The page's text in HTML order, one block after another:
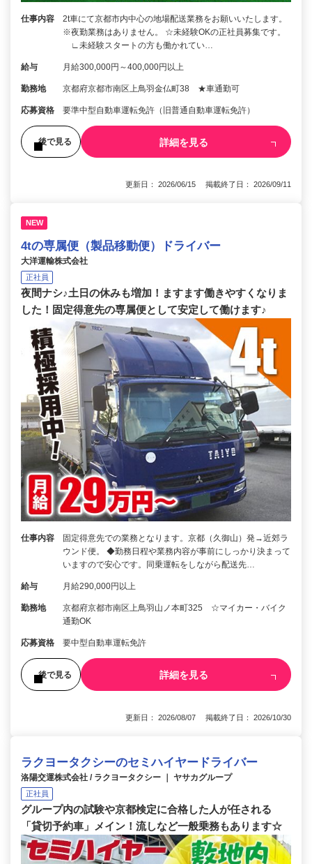
仕事内容
2t車にて京都市内中心の地場配送業務をお願いいたします。
※夜勤業務はありません。 ☆未経験OKの正社員募集です。
∟未経験スタートの方も働かれてい…
給与 月給300,000円～400,000円以上
勤務地 京都府京都市南区上鳥羽金仏町38 ★車通勤可
応募資格 要準中型自動車運転免許（旧普通自動車運転免許）
後で見る 詳細を見る
更新日： 2026/06/15 掲載終了日： 2026/09/11
NEW
4tの専属便（製品移動便）ドライバー
大洋運輸株式会社
正社員
夜間ナシ♪土日の休みも増加！ますます働きやすくなりま
した！固定得意先の専属便として安定して働けます♪
仕事内容
固定得意先での業務となります。京都（久御山）発→近郊ラ
ウンド便。 ◆勤務日程や業務内容が事前にしっかり決まって
いますので安心です。同乗運転をしながら配送先…
給与 月給290,000円以上
勤務地
京都府京都市南区上鳥羽山ノ本町325 ☆マイカー・バイク
通勤OK
応募資格 要中型自動車運転免許
後で見る 詳細を見る
更新日： 2026/08/07 掲載終了日： 2026/10/30
ラクヨータクシーのセミハイヤードライバー
洛陽交運株式会社 / ラクヨータクシー ｜ ヤサカグループ
正社員
グループ内の試験や京都検定に合格した人が任される
「貸切予約車」メイン！流しなど一般乗務もあります☆